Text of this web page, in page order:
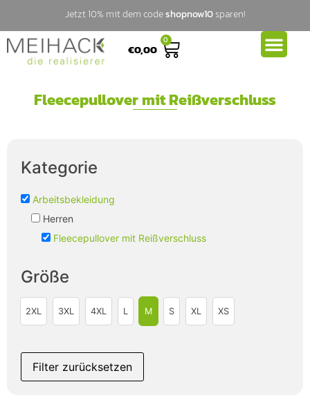
Jetzt 10% mit dem codeshopnow10sparen!
€0,00
0
Fleecepullover mit Reißverschluss
Kategorie
Arbeitsbekleidung
Herren
Fleecepullover mit Reißverschluss
Größe
2XL 3XL 4XL L M S XL XS
Filter zurücksetzen